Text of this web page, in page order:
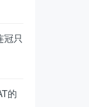
冠只
的